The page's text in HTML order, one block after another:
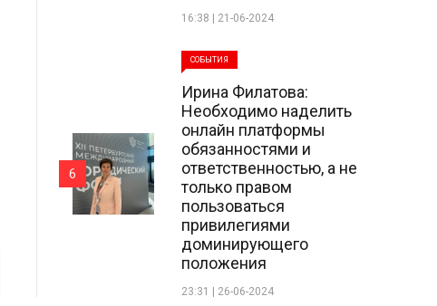
16:38 | 21-06-2024
СОБЫТИЯ
Ирина Филатова:
Необходимо наделить
онлайн платформы
обязанностями и
ответственностью, а не
только правом
пользоваться
привилегиями
доминирующего
положения
23:31 | 26-06-2024
6